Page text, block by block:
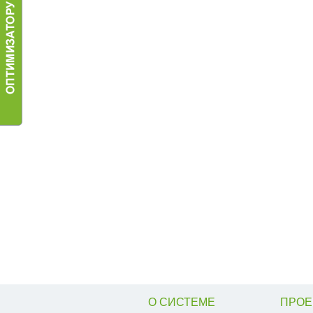
О СИСТЕМЕ